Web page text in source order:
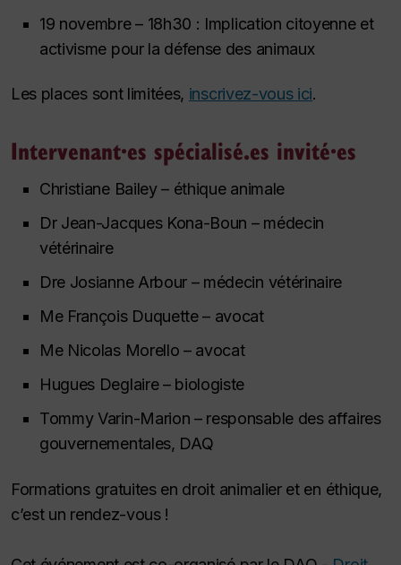
19 novembre – 18h30 : Implication citoyenne et
activisme pour la défense des animaux
Les places sont limitées, inscrivez-vous ici.
Intervenant·es spécialisé.es invité·es
Christiane Bailey – éthique animale
Dr Jean-Jacques Kona-Boun – médecin
vétérinaire
Dre Josianne Arbour – médecin vétérinaire
Me François Duquette – avocat
Me Nicolas Morello – avocat
Hugues Deglaire – biologiste
Tommy Varin-Marion – responsable des affaires
gouvernementales, DAQ
Formations gratuites en droit animalier et en éthique,
c’est un rendez-vous !